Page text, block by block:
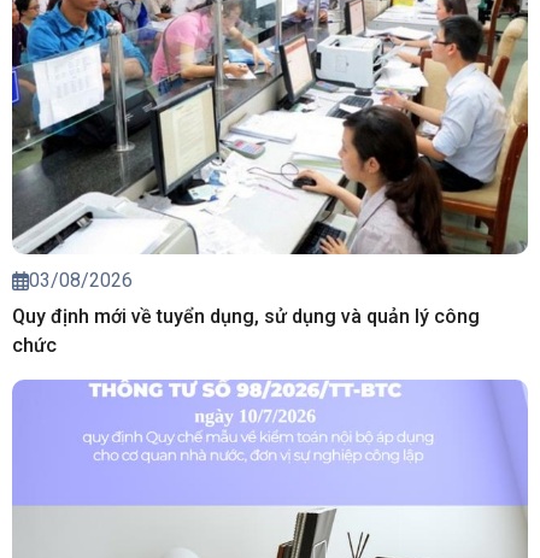
03/08/2026
Quy định mới về tuyển dụng, sử dụng và quản lý công
chức